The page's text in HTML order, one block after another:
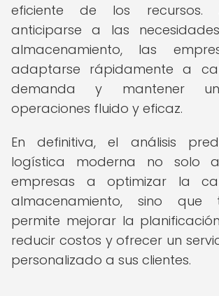
eficiente de los recursos.
anticiparse a las
almacenamiento, las
adaptarse rápidamente a
demanda y mantener
operaciones fluido y eficaz.
En definitiva, el análisis
logística moderna no solo
empresas a optimizar la
almacenamiento, sino que
permite mejorar la
reducir costos y ofrecer un
personalizado a sus clientes.